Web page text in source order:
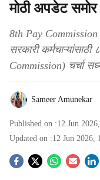
मोठी अपडेट समोर
8th Pay
सरकारी
Commission) चर्चा
Sameer Amunekar
Published on :12 Jun
Updated on :12 Jun 2026,
S